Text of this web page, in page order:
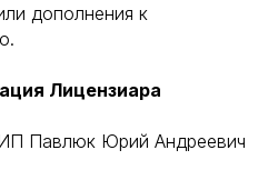
дополнения к
Лицензиара
Павлюк Юрий Андреевич